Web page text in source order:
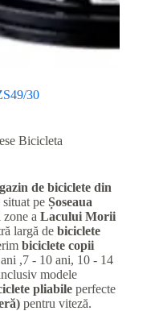
30
Bicicleta
de biciclete din
situat pe Șoseaua
a Lacului Morii
largă de biciclete
biciclete copii
,7 - 10 ani, 10 - 14
modele
pliabile perfecte
pentru viteză.